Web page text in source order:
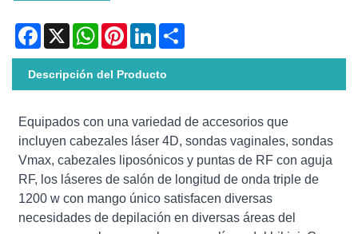
Facebook
X WhatsAppPinterestLinkedIn
Descripción del Producto
Equipados con una variedad de accesorios que
incluyen cabezales láser 4D, sondas vaginales, sondas
Vmax, cabezales liposónicos y puntas de RF con aguja
RF, los láseres de salón de longitud de onda triple de
1200 w con mango único satisfacen diversas
necesidades de depilación en diversas áreas del